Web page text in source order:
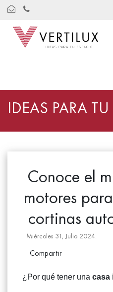
IDEAS PARA
Conoce el
motores
cortinas
Miércoles 31, Julio 2024.
Compartir
¿Por qué tener una casa